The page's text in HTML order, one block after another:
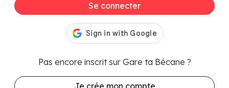
Se connecter
Pas encore inscrit sur Gare ta Bécane ?
Je crée mon compte